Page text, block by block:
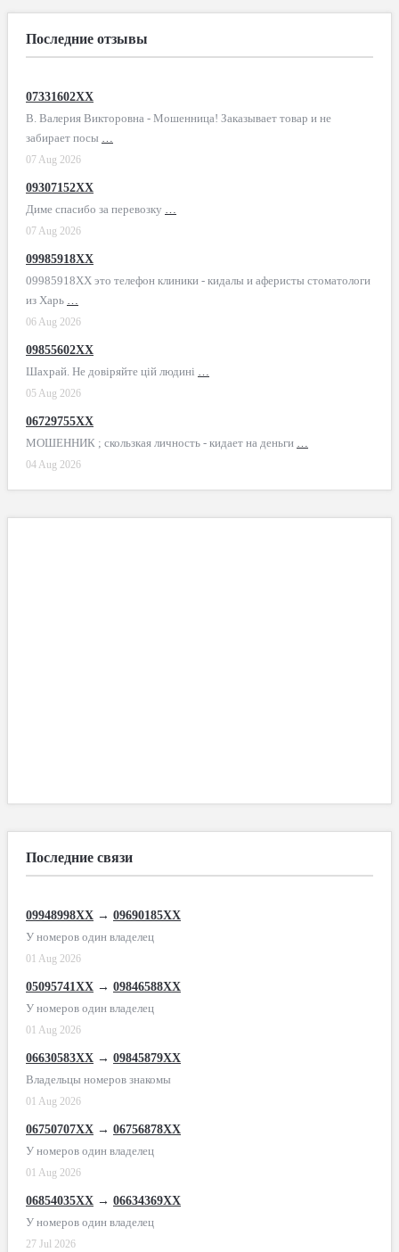
Последние отзывы
07331602XX
В. Валерия Викторовна - Мошенница! Заказывает товар и не
забирает посы …
07 Aug 2026
09307152XX
Диме спасибо за перевозку …
07 Aug 2026
09985918XX
09985918XX это телефон клиники - кидалы и аферисты стоматологи
из Харь …
06 Aug 2026
09855602XX
Шахрай. Не довіряйте цій людині …
05 Aug 2026
06729755XX
МОШЕННИК ; скользкая личность - кидает на деньги …
04 Aug 2026
Последние связи
09948998XX → 09690185XX
У номеров один владелец
01 Aug 2026
05095741XX → 09846588XX
У номеров один владелец
01 Aug 2026
06630583XX → 09845879XX
Владельцы номеров знакомы
01 Aug 2026
06750707XX → 06756878XX
У номеров один владелец
01 Aug 2026
06854035XX → 06634369XX
У номеров один владелец
27 Jul 2026